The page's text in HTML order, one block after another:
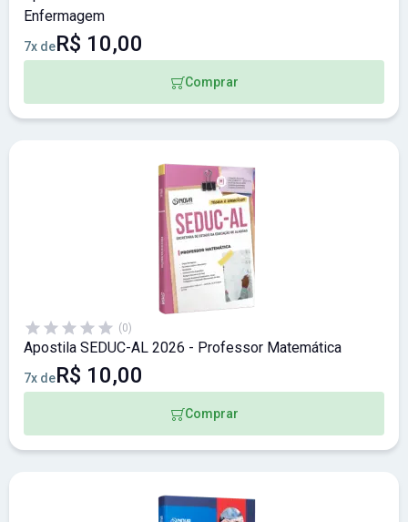
Enfermagem
7x deR$ 10,00
Comprar
(0)
Apostila SEDUC-AL 2026 - Professor Matemática
7x deR$ 10,00
Comprar